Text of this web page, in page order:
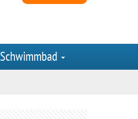
Schwimmbad